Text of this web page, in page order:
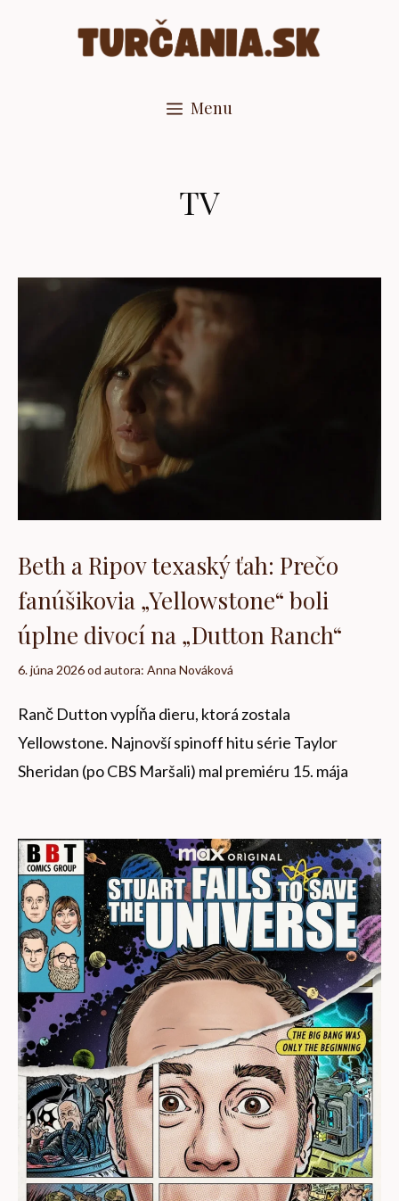
Menu
TV
Beth a Ripov texaský ťah: Prečo
fanúšikovia „Yellowstone“ boli
úplne divocí na „Dutton Ranch“
6. júna 2026od autora: Anna Nováková
Ranč Dutton vypĺňa dieru, ktorá zostala
Yellowstone. Najnovší spinoff hitu série Taylor
Sheridan (po CBS Maršali) mal premiéru 15. mája